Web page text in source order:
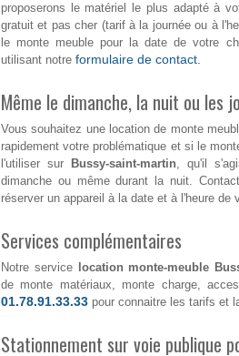
proposerons le matériel le plus adapté à
gratuit et pas cher (tarif à la journée ou à
le monte meuble pour la date de votre
utilisant notre formulaire de contact.
Même le dimanche, la nuit ou les
Vous souhaitez une location de monte
rapidement votre problématique et si le
l'utiliser sur
Bussy-saint-martin, qu'il
dimanche ou même durant la nuit.
réserver un appareil à la date et à l'heure de
Services complémentaires
Notre service location monte-meuble
de monte matériaux, monte charge,
01.78.91.33.33 pour connaitre les tarifs et
Stationnement sur voie publique